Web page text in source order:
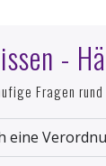
-
Fragen rund
eine